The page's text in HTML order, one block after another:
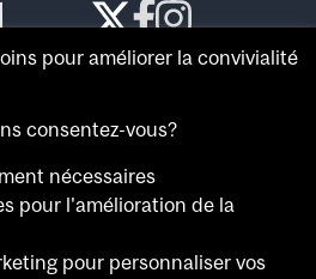
et de vidéos, et
visitez lasalle de
pour améliorer la convivialité
consentez-vous?
nécessaires
pour l'amélioration de la
pour personnaliser vos